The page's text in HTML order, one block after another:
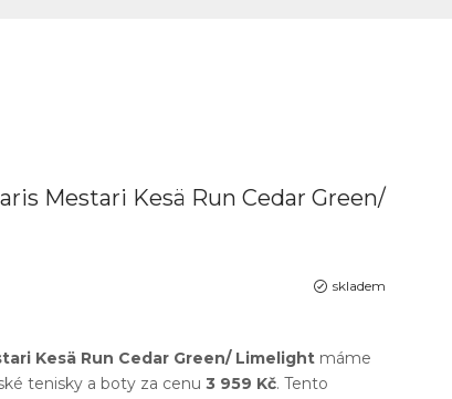
Mestari Kesä Run Cedar Green/
skladem
Kesä Run Cedar Green/ Limelight máme
tenisky a boty za cenu 3 959 Kč. Tento